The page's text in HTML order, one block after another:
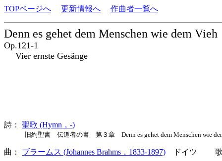
TOPページへ 更新情報へ 作曲者一覧へ
Denn es gehet dem Menschen wie dem Vieh
Op.121-1
Vier ernste Gesänge
詩： 聖歌 (Hymn，-)
旧約聖書 伝道者の書 第３章 Denn es gehet dem Menschen wie
曲： ブラームス (Johannes Brahms，1833-1897) ドイツ 歌